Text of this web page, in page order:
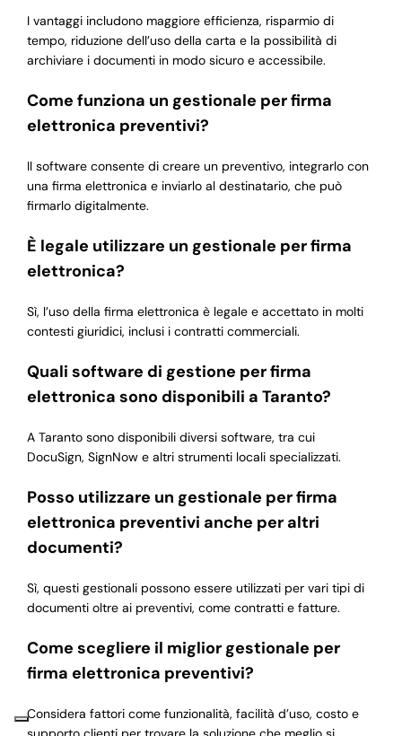
I vantaggi includono maggiore efficienza, risparmio di
tempo, riduzione dell’uso della carta e la possibilità di
archiviare i documenti in modo sicuro e accessibile.
Come funziona un gestionale per firma
elettronica preventivi?
Il software consente di creare un preventivo, integrarlo con
una firma elettronica e inviarlo al destinatario, che può
firmarlo digitalmente.
È legale utilizzare un gestionale per firma
elettronica?
Sì, l’uso della firma elettronica è legale e accettato in molti
contesti giuridici, inclusi i contratti commerciali.
Quali software di gestione per firma
elettronica sono disponibili a Taranto?
A Taranto sono disponibili diversi software, tra cui
DocuSign, SignNow e altri strumenti locali specializzati.
Posso utilizzare un gestionale per firma
elettronica preventivi anche per altri
documenti?
Sì, questi gestionali possono essere utilizzati per vari tipi di
documenti oltre ai preventivi, come contratti e fatture.
Come scegliere il miglior gestionale per
firma elettronica preventivi?
Considera fattori come funzionalità, facilità d’uso, costo e